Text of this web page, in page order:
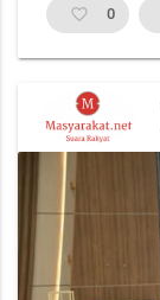
favorite_border 0